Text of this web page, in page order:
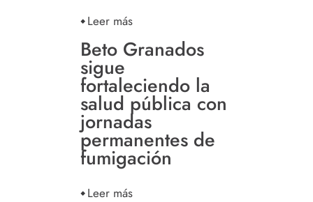
Leer más
Beto Granados
sigue
fortaleciendo la
salud pública con
jornadas
permanentes de
fumigación
Leer más